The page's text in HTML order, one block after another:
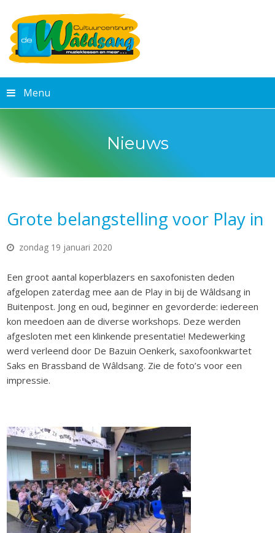
Menu
Nieuws
Grote belangstelling voor Play in
zondag 19 januari 2020
Een groot aantal koperblazers en saxofonisten deden
afgelopen zaterdag mee aan de Play in bij de Wâldsang in
Buitenpost. Jong en oud, beginner en gevorderde: iedereen
kon meedoen aan de diverse workshops. Deze werden
afgesloten met een klinkende presentatie! Medewerking
werd verleend door De Bazuin Oenkerk, saxofoonkwartet
Saks en Brassband de Wâldsang. Zie de foto’s voor een
impressie.